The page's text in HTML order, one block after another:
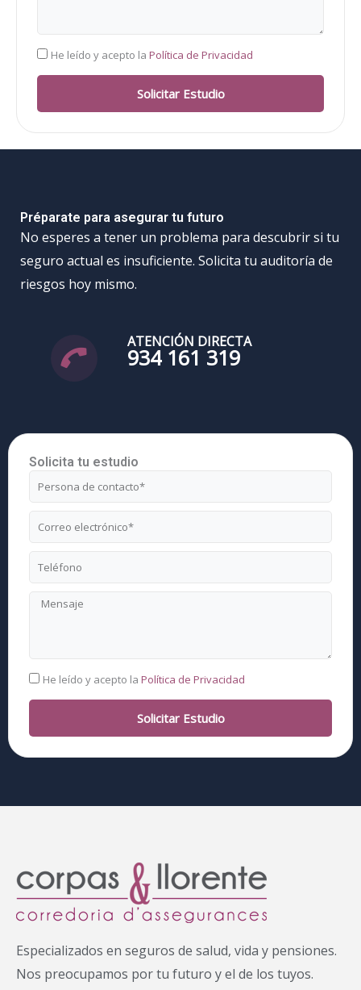
RGPD
He leído y acepto la Política de Privacidad
Solicitar Estudio
Préparate para asegurar tu futuro
No esperes a tener un problema para descubrir si tu
seguro actual es insuficiente. Solicita tu auditoría de
riesgos hoy mismo.
ATENCIÓN DIRECTA
934 161 319
Solicita tu estudio
Nombre
Correo
electrónico
Teléfono
Mensaje
RGPD
He leído y acepto la Política de Privacidad
Solicitar Estudio
Especializados en seguros de salud, vida y pensiones.
Nos preocupamos por tu futuro y el de los tuyos.